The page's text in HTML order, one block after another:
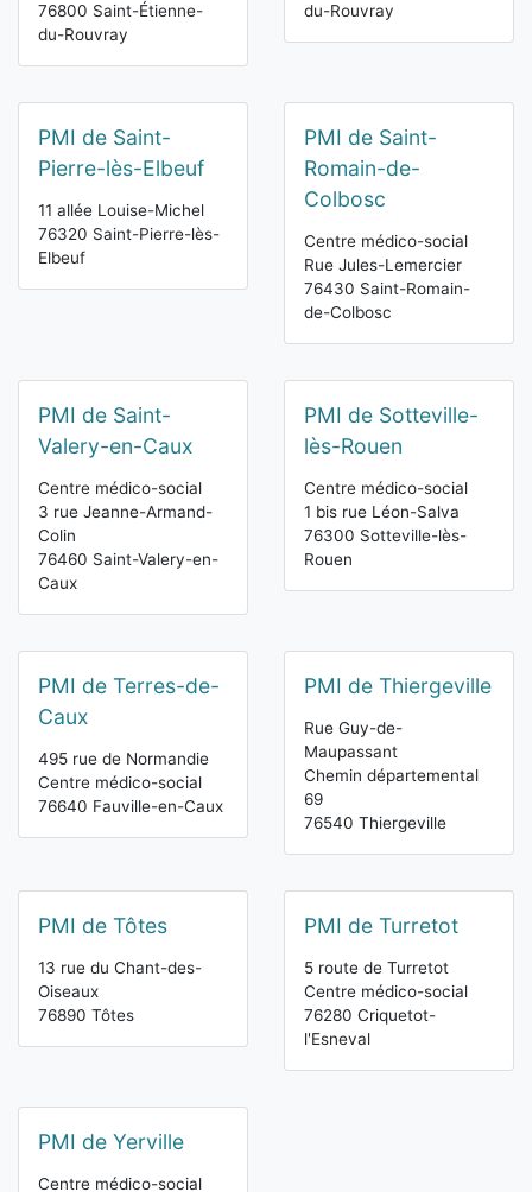
76800 Saint-Étienne-
du-Rouvray
du-Rouvray
PMI de Saint-
Pierre-lès-Elbeuf
11 allée Louise-Michel
76320 Saint-Pierre-lès-
Elbeuf
PMI de Saint-
Romain-de-
Colbosc
Centre médico-social
Rue Jules-Lemercier
76430 Saint-Romain-
de-Colbosc
PMI de Saint-
Valery-en-Caux
Centre médico-social
3 rue Jeanne-Armand-
Colin
76460 Saint-Valery-en-
Caux
PMI de Sotteville-
lès-Rouen
Centre médico-social
1 bis rue Léon-Salva
76300 Sotteville-lès-
Rouen
PMI de Terres-de-
Caux
495 rue de Normandie
Centre médico-social
76640 Fauville-en-Caux
PMI de Thiergeville
Rue Guy-de-
Maupassant
Chemin départemental
69
76540 Thiergeville
PMI de Tôtes
13 rue du Chant-des-
Oiseaux
76890 Tôtes
PMI de Turretot
5 route de Turretot
Centre médico-social
76280 Criquetot-
l'Esneval
PMI de Yerville
Centre médico-social